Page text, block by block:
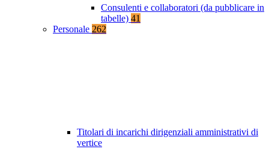
Consulenti e collaboratori (da pubblicare in
tabelle) 41
Personale 262
Titolari di incarichi dirigenziali amministrativi di
vertice